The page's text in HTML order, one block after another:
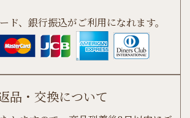
ド、銀行振込がご利用になれます。
品・交換について